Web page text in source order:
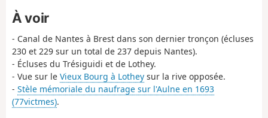
À voir
- Canal de Nantes à Brest dans son dernier tronçon (écluses
230 et 229 sur un total de 237 depuis Nantes).
- Écluses du Trésiguidi et de Lothey.
- Vue sur le Vieux Bourg à Lothey sur la rive opposée.
- Stèle mémoriale du naufrage sur l'Aulne en 1693
(77victmes).